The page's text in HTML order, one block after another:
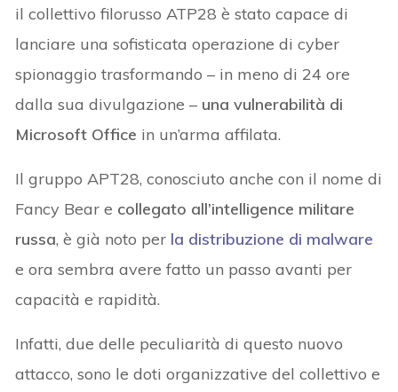
il collettivo filorusso ATP28 è stato capace di
lanciare una sofisticata operazione di cyber
spionaggio trasformando – in meno di 24 ore
dalla sua divulgazione – una vulnerabilità di
Microsoft Office in un’arma affilata.
Il gruppo APT28, conosciuto anche con il nome di
Fancy Bear e collegato all’intelligence militare
russa, è già noto per la distribuzione di malware
e ora sembra avere fatto un passo avanti per
capacità e rapidità.
Infatti, due delle peculiarità di questo nuovo
attacco, sono le doti organizzative del collettivo e